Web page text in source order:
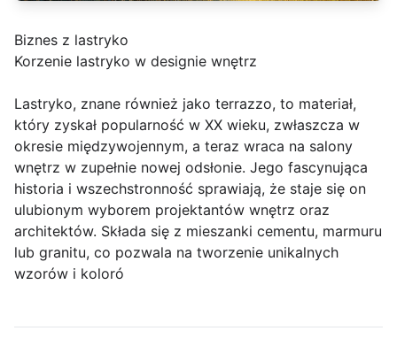
Biznes z lastryko
Korzenie lastryko w designie wnętrz
Lastryko, znane również jako terrazzo, to materiał,
który zyskał popularność w XX wieku, zwłaszcza w
okresie międzywojennym, a teraz wraca na salony
wnętrz w zupełnie nowej odsłonie. Jego fascynująca
historia i wszechstronność sprawiają, że staje się on
ulubionym wyborem projektantów wnętrz oraz
architektów. Składa się z mieszanki cementu, marmuru
lub granitu, co pozwala na tworzenie unikalnych
wzorów i koloró